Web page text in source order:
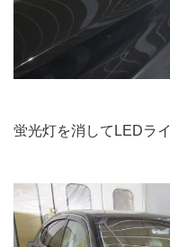
蛍光灯を消してLEDラ